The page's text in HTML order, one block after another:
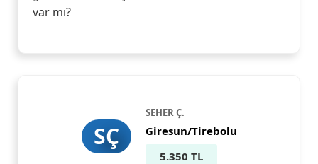
var mı?
SÇ
SEHER Ç.
Giresun/Tirebolu
5.350 TL